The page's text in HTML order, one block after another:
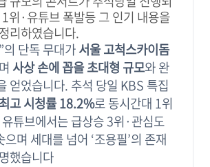
위·유튜브 폭발등 그 인기 내용을
리하였습니다.
의 단독 무대가서울 고척스카이돔
사상 손에 꼽을 초대형 규모와 완
얻었습니다. 추석 당일 KBS 특집
고 시청률 18.2%로 동시간대 1위
튜브에서는 급상승 3위·관심도
며 세대를 넘어 ‘조용필’의 존재
했습니다